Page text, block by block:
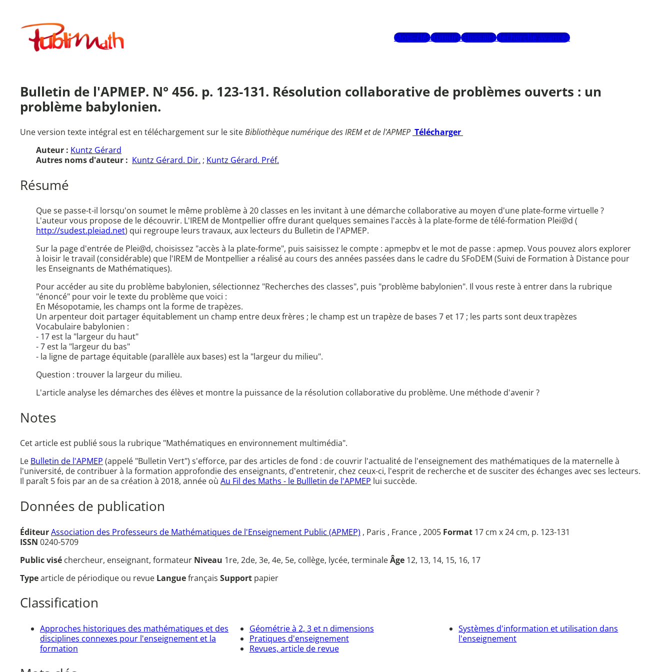
contenuPublimath
Mots-clésAuteursGlossaireRecherche avancée
Bulletin de l'APMEP. N° 456. p. 123-131. Résolution collaborative de problèmes ouverts : un
problème babylonien.
Une version texte intégral est en téléchargement sur le siteBibliothèque numérique des IREM et de l'APMEP Télécharger
Auteur : Kuntz Gérard
Autres noms d'auteur : Kuntz Gérard. Dir. ; Kuntz Gérard. Préf.
Résumé
Que se passe-t-il lorsqu'on soumet le même problème à 20 classes en les invitant à une démarche collaborative au moyen d'une plate-forme virtuelle ?
L'auteur vous propose de le découvrir. L'IREM de Montpellier offre durant quelques semaines l'accès à la plate-forme de télé-formation Plei@d (
http://sudest.pleiad.net) qui regroupe leurs travaux, aux lecteurs du Bulletin de l'APMEP.
Sur la page d'entrée de Plei@d, choisissez "accès à la plate-forme", puis saisissez le compte : apmepbv et le mot de passe : apmep. Vous pouvez alors explorer
à loisir le travail (considérable) que l'IREM de Montpellier a réalisé au cours des années passées dans le cadre du SFoDEM (Suivi de Formation à Distance pour
les Enseignants de Mathématiques).
Pour accéder au site du problème babylonien, sélectionnez "Recherches des classes", puis "problème babylonien". Il vous reste à entrer dans la rubrique
"énoncé" pour voir le texte du problème que voici :
En Mésopotamie, les champs ont la forme de trapèzes.
Un arpenteur doit partager équitablement un champ entre deux frères ; le champ est un trapèze de bases 7 et 17 ; les parts sont deux trapèzes
Vocabulaire babylonien :
- 17 est la "largeur du haut"
- 7 est la "largeur du bas"
- la ligne de partage équitable (parallèle aux bases) est la "largeur du milieu".
Question : trouver la largeur du milieu.
L'article analyse les démarches des élèves et montre la puissance de la résolution collaborative du problème. Une méthode d'avenir ?
Notes
Cet article est publié sous la rubrique "Mathématiques en environnement multimédia".
Le Bulletin de l'APMEP (appelé "Bulletin Vert") s'efforce, par des articles de fond : de couvrir l'actualité de l'enseignement des mathématiques de la maternelle à
l'université, de contribuer à la formation approfondie des enseignants, d'entretenir, chez ceux-ci, l'esprit de recherche et de susciter des échanges avec ses lecteurs.
Il paraît 5 fois par an de sa création à 2018, année où Au Fil des Maths - le Bullletin de l'APMEP lui succède.
Données de publication
ÉditeurAssociation des Professeurs de Mathématiques de l'Enseignement Public (APMEP) , Paris , France , 2005 Format 17 cm x 24 cm, p. 123-131
ISSN 0240-5709
Public visé chercheur, enseignant, formateur Niveau 1re, 2de, 3e, 4e, 5e, collège, lycée, terminaleÂge 12, 13, 14, 15, 16, 17
Typearticle de périodique ou revue Languefrançais Support papier
Classification
Approches historiques des mathématiques et des
disciplines connexes pour l'enseignement et la
formation
Géométrie à 2, 3 et n dimensions
Pratiques d'enseignement
Revues, article de revue
Systèmes d'information et utilisation dans
l'enseignement